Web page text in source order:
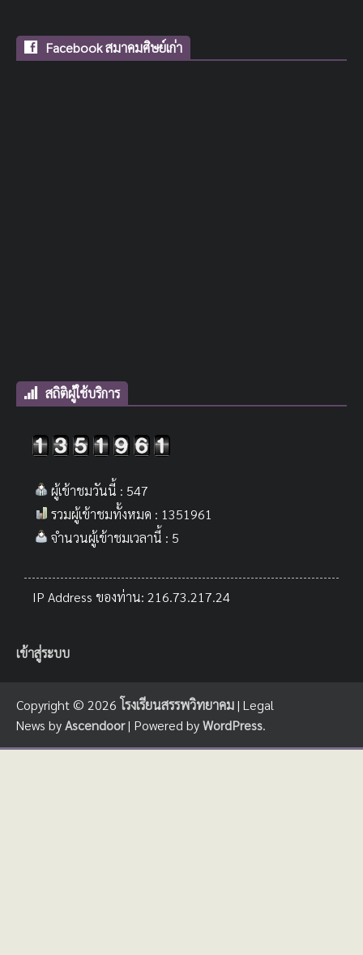
Facebook สมาคมศิษย์เก่า
สถิติผู้ใช้บริการ
ผู้เข้าชมวันนี้ : 547
รวมผู้เข้าชมทั้งหมด : 1351961
จำนวนผู้เข้าชมเวลานี้ : 5
IP Address ของท่าน: 216.73.217.24
เข้าสู่ระบบ
Copyright © 2026 โรงเรียนสรรพวิทยาคม| Legal
News byAscendoor| Powered byWordPress.